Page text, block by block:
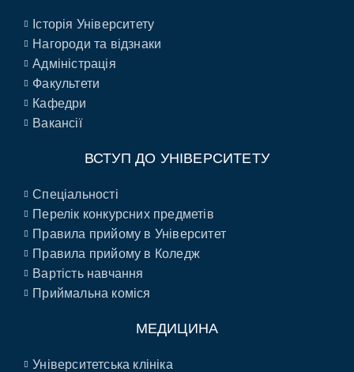
Історія Університету
Нагороди та відзнаки
Адміністрація
Факультети
Кафедри
Вакансії
ВСТУП ДО УНІВЕРСИТЕТУ
Спеціальності
Перелік конкурсних предметів
Правила прийому в Університет
Правила прийому в Коледж
Вартість навчання
Приймальна коміся
МЕДИЦИНА
Університетська клініка